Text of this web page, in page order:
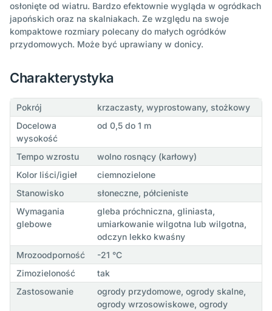
osłonięte od wiatru. Bardzo efektownie wygląda w ogródkach
japońskich oraz na skalniakach. Ze względu na swoje
kompaktowe rozmiary polecany do małych ogródków
przydomowych. Może być uprawiany w donicy.
Charakterystyka
Pokrój
krzaczasty, wyprostowany, stożkowy
Docelowa
wysokość
od 0,5 do 1 m
Tempo wzrostu
wolno rosnący (karłowy)
Kolor liści/igieł
ciemnozielone
Stanowisko
słoneczne, półcieniste
Wymagania
glebowe
gleba próchniczna, gliniasta,
umiarkowanie wilgotna lub wilgotna,
odczyn lekko kwaśny
Mrozoodporność
-21 °C
Zimozieloność
tak
Zastosowanie
ogrody przydomowe, ogrody skalne,
ogrody wrzosowiskowe, ogrody